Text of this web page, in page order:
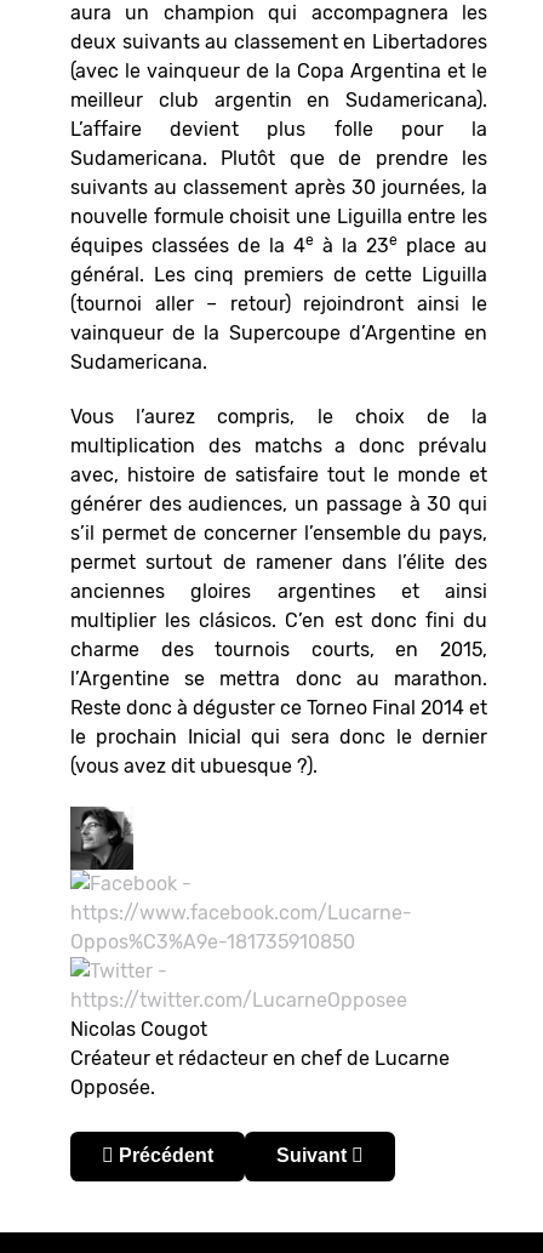
aura un champion qui accompagnera les
deux suivants au classement en Libertadores
(avec le vainqueur de la Copa Argentina et le
meilleur club argentin en Sudamericana).
L’affaire devient plus folle pour la
Sudamericana. Plutôt que de prendre les
suivants au classement après 30 journées, la
nouvelle formule choisit une Liguilla entre les
équipes classées de la 4e à la 23e place au
général. Les cinq premiers de cette Liguilla
(tournoi aller – retour) rejoindront ainsi le
vainqueur de la Supercoupe d’Argentine en
Sudamericana.
Vous l’aurez compris, le choix de la
multiplication des matchs a donc prévalu
avec, histoire de satisfaire tout le monde et
générer des audiences, un passage à 30 qui
s’il permet de concerner l’ensemble du pays,
permet surtout de ramener dans l’élite des
anciennes gloires argentines et ainsi
multiplier les clásicos. C’en est donc fini du
charme des tournois courts, en 2015,
l’Argentine se mettra donc au marathon.
Reste donc à déguster ce Torneo Final 2014 et
le prochain Inicial qui sera donc le dernier
(vous avez dit ubuesque ?).
Nicolas Cougot
Créateur et rédacteur en chef de Lucarne
Opposée.
Article précédent : Argentine : Millo ou Lobo, le
Précédent Article suivant : Argentine :
Suivant